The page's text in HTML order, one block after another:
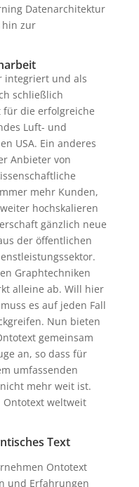
Datenarchitektur
hin zur
integriert und als
schließlich
für die erfolgreiche
Luft- und
USA. Ein anderes
Anbieter von
mehr Kunden,
hochskalieren
gänzlich neue
der öffentlichen
Graphtechniken
alleine ab. Will hier
es auf jeden Fall
Nun bieten
gemeinsam
an, so dass für
umfassenden
mehr weit ist.
Ontotext weltweit
Text
Ontotext
und Erfahrungen